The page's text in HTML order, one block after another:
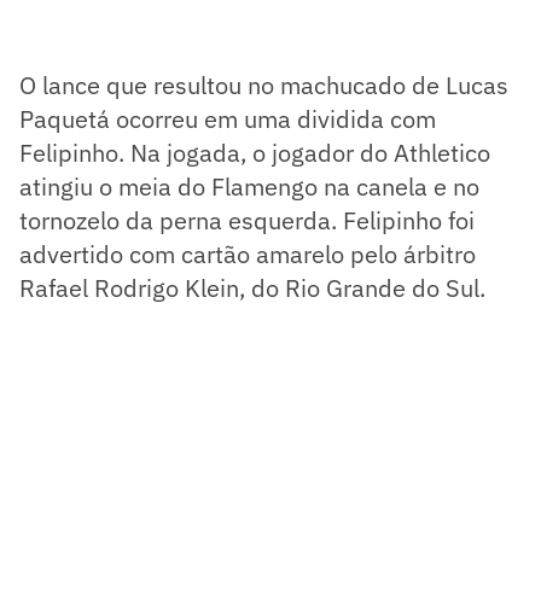
O lance que resultou no machucado de Lucas
Paquetá ocorreu em uma dividida com
Felipinho. Na jogada, o jogador do Athletico
atingiu o meia do Flamengo na canela e no
tornozelo da perna esquerda. Felipinho foi
advertido com cartão amarelo pelo árbitro
Rafael Rodrigo Klein, do Rio Grande do Sul.